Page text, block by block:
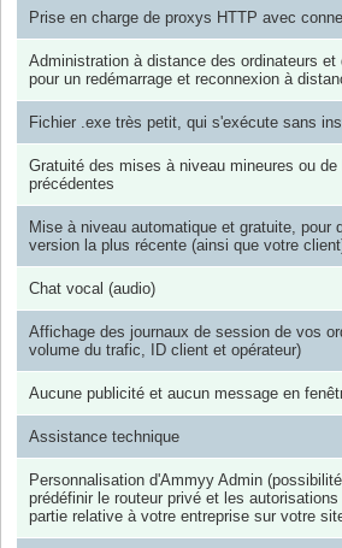
Prise en charge de proxys HTTP avec
Administration à distance des ordinateurs
pour un redémarrage et reconnexion à
Fichier .exe très petit, qui s'exécute sans
Gratuité des mises à niveau mineures ou
précédentes
Mise à niveau automatique et gratuite, pour
version la plus récente (ainsi que votre
Chat vocal (audio)
Affichage des journaux de session de vos
volume du trafic, ID client et opérateur)
Aucune publicité et aucun message en
Assistance technique
Personnalisation d'Ammyy Admin
prédéfinir le routeur privé et les
partie relative à votre entreprise sur votre